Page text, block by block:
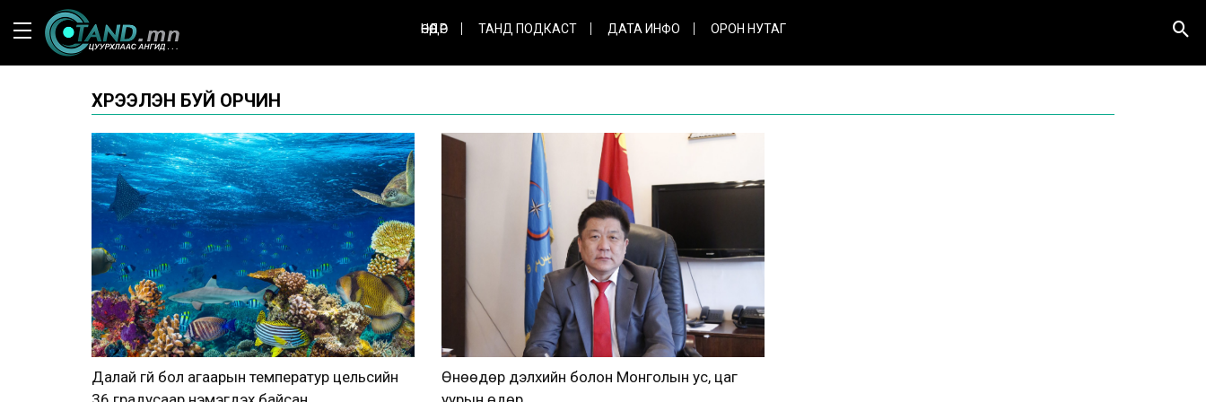
ӨНӨӨДӨР ТАНД ПОДКАСТ ДАТА ИНФО ОРОН НУТАГ
ХҮРЭЭЛЭН БУЙ ОРЧИН
Далай үгүй бол агаарын температур цельсийн
Өнөөдөр дэлхийн болон Монголын ус, цаг